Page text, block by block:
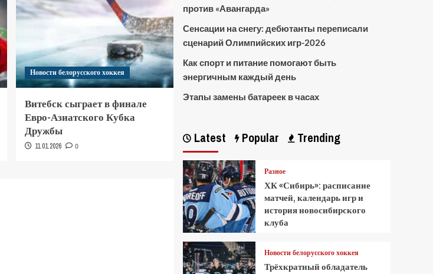
Новости белорусского хоккея
Витебск сыграет в финале
Евро-Азиатского Кубка
Дружбы
11.01.2026 0
против «Авангарда»
Сенсации на снегу: дебютанты переписали
сценарий Олимпийских игр-2026
Как спорт и питание помогают быть
энергичным каждый день
Этапы замены батареек в часах
Latest Popular Trending
Разное
ХК «Сибирь»: расписание
матчей, календарь игр и
история новосибирского
клуба
Новости белорусского хоккея
Трёхкратный обладатель